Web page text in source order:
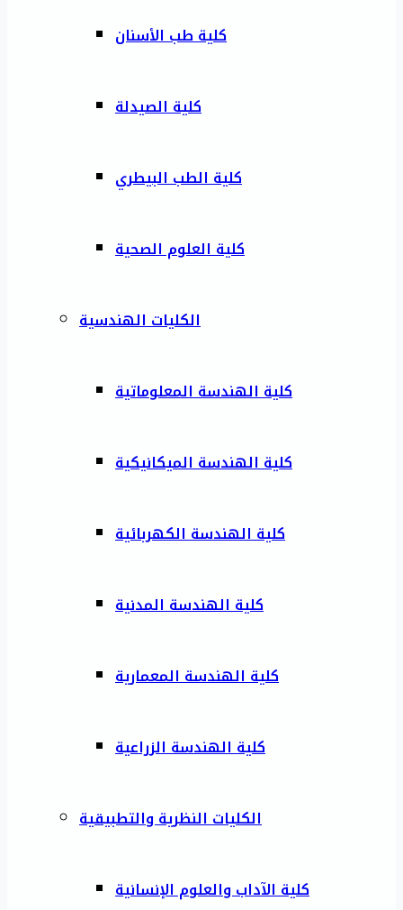
كلية طب الأسنان
كلية الصيدلة
كلية الطب البيطري
كلية العلوم الصحية
الكليات الهندسية
كلية الهندسة المعلوماتية
كلية الهندسة الميكانيكية
كلية الهندسة الكهربائية
كلية الهندسة المدنية
كلية الهندسة المعمارية
كلية الهندسة الزراعية
الكليات النظرية والتطبيقية
كلية الآداب والعلوم الإنسانية